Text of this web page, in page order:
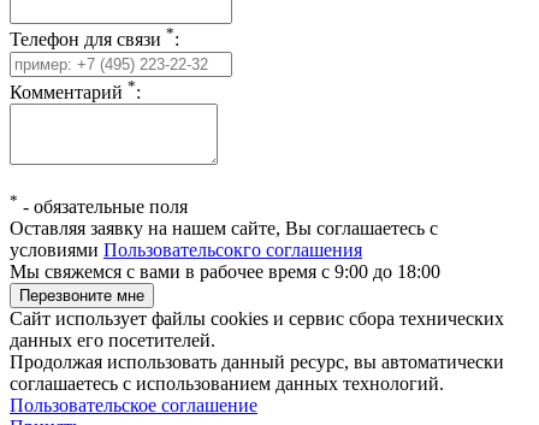
Телефон для связи *:
Комментарий *:
* - обязательные поля
Оставляя заявку на нашем сайте, Вы соглашаетесь с
условиями Пользовательсокго соглашения
Мы свяжемся с вами в рабочее время с 9:00 до 18:00
Сайт использует файлы cookies и сервис сбора технических
данных его посетителей.
Продолжая использовать данный ресурс, вы автоматически
соглашаетесь с использованием данных технологий.
Пользовательское соглашение